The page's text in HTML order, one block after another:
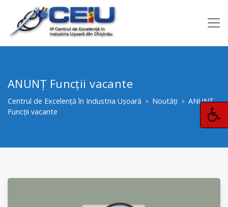
ANUNȚ Funcții vacante
Centrul de Excelență în Industria Ușoară > Noutăți > ANUNȚ
Funcții vacante